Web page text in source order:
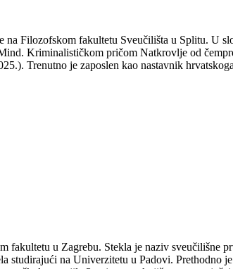
Filozofskom fakultetu Sveučilišta u Splitu. U
Kriminalističkom pričom Natkrovlje od
Trenutno je zaposlen kao nastavnik
u Zagrebu. Stekla je naziv sveučilišne
studirajući na Univerzitetu u Padovi.